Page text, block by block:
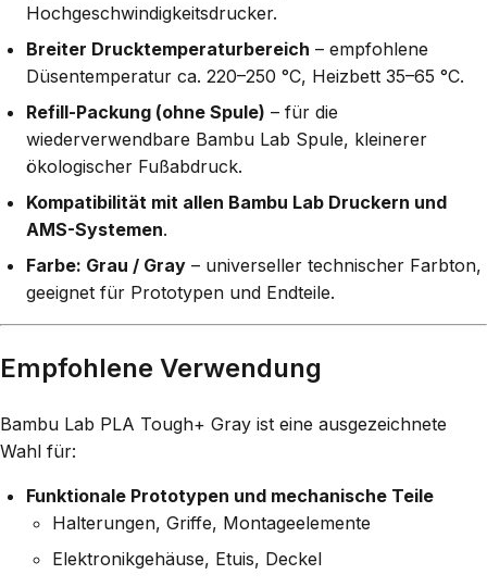
Hochgeschwindigkeitsdrucker.
Breiter Drucktemperaturbereich – empfohlene
Düsentemperatur ca. 220–250 °C, Heizbett 35–65 °C.
Refill-Packung (ohne Spule) – für die
wiederverwendbare Bambu Lab Spule, kleinerer
ökologischer Fußabdruck.
Kompatibilität mit allen Bambu Lab Druckern und
AMS-Systemen.
Farbe: Grau / Gray – universeller technischer Farbton,
geeignet für Prototypen und Endteile.
Empfohlene Verwendung
Bambu Lab PLA Tough+ Gray ist eine ausgezeichnete
Wahl für:
Funktionale Prototypen und mechanische Teile
Halterungen, Griffe, Montageelemente
Elektronikgehäuse, Etuis, Deckel